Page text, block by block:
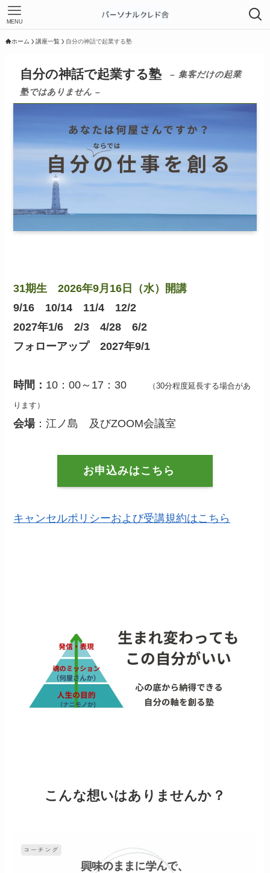
MENU
ホーム 講座一覧 自分の神話で起業する塾
自分の神話で起業する塾
– 集客だけの起業
塾ではありません –
31期生 2026年9月16日（水）開講
9/16 10/14 11/4 12/2
2027年1/6 2/3 4/28 6/2
フォローアップ 2027年9/1
時間： 10：00～17：30 （30分程度延長する場合があ
ります）
会場：江ノ島 及びZOOM会議室
お申込みはこちら
キャンセルポリシーおよび受講規約はこちら
こんな想いはありませんか？